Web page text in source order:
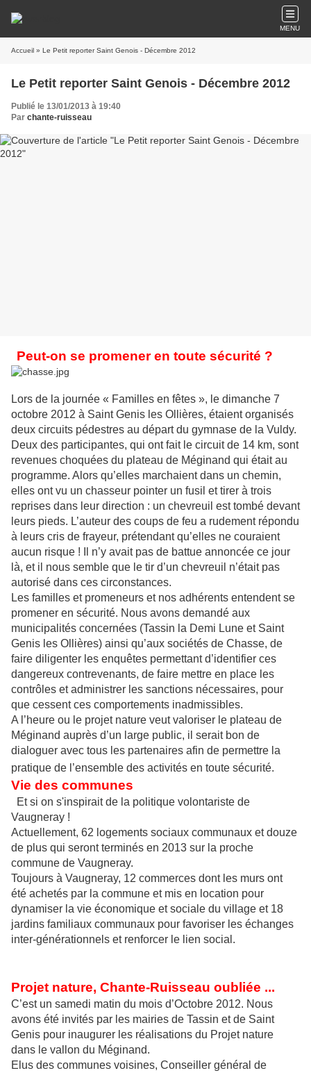
MENU
Accueil » Le Petit reporter Saint Genois - Décembre 2012
Le Petit reporter Saint Genois - Décembre 2012
Publié le 13/01/2013 à 19:40
Par chante-ruisseau
Peut-on se promener en toute sécurité ?
Lors de la journée « Familles en fêtes », le dimanche 7
octobre 2012 à Saint Genis les Ollières, étaient organisés
deux circuits pédestres au départ du gymnase de la Vuldy.
Deux des participantes, qui ont fait le circuit de 14 km, sont
revenues choquées du plateau de Méginand qui était au
programme. Alors qu’elles marchaient dans un chemin,
elles ont vu un chasseur pointer un fusil et tirer à trois
reprises dans leur direction : un chevreuil est tombé devant
leurs pieds. L’auteur des coups de feu a rudement répondu
à leurs cris de frayeur, prétendant qu’elles ne couraient
aucun risque ! Il n’y avait pas de battue annoncée ce jour
là, et il nous semble que le tir d’un chevreuil n’était pas
autorisé dans ces circonstances.
Les familles et promeneurs et nos adhérents entendent se
promener en sécurité. Nous avons demandé aux
municipalités concernées (Tassin la Demi Lune et Saint
Genis les Ollières) ainsi qu’aux sociétés de Chasse, de
faire diligenter les enquêtes permettant d’identifier ces
dangereux contrevenants, de faire mettre en place les
contrôles et administrer les sanctions nécessaires, pour
que cessent ces comportements inadmissibles.
A l’heure ou le projet nature veut valoriser le plateau de
Méginand auprès d’un large public, il serait bon de
dialoguer avec tous les partenaires afin de permettre la
pratique de l’ensemble des activités en toute sécurité.
Vie des communes
Et si on s'inspirait de la politique volontariste de
Vaugneray !
Actuellement, 62 logements sociaux communaux et douze
de plus qui seront terminés en 2013 sur la proche
commune de Vaugneray.
Toujours à Vaugneray, 12 commerces dont les murs ont
été achetés par la commune et mis en location pour
dynamiser la vie économique et sociale du village et 18
jardins familiaux communaux pour favoriser les échanges
inter-générationnels et renforcer le lien social.
Projet nature, Chante-Ruisseau oubliée ...
C’est un samedi matin du mois d’Octobre 2012. Nous
avons été invités par les mairies de Tassin et de Saint
Genis pour inaugurer les réalisations du Projet nature
dans le vallon du Méginand.
Elus des communes voisines, Conseiller général de